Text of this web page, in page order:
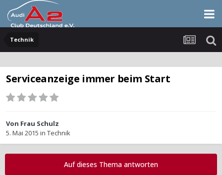
Technik
Serviceanzeige immer beim Start
Von Frau Schulz
5. Mai 2015 in Technik
Auf dieses Thema antworten